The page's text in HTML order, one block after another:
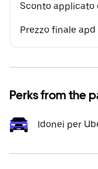
Sconto applicato
Prezzo finale apd
Perks from the
Idonei per